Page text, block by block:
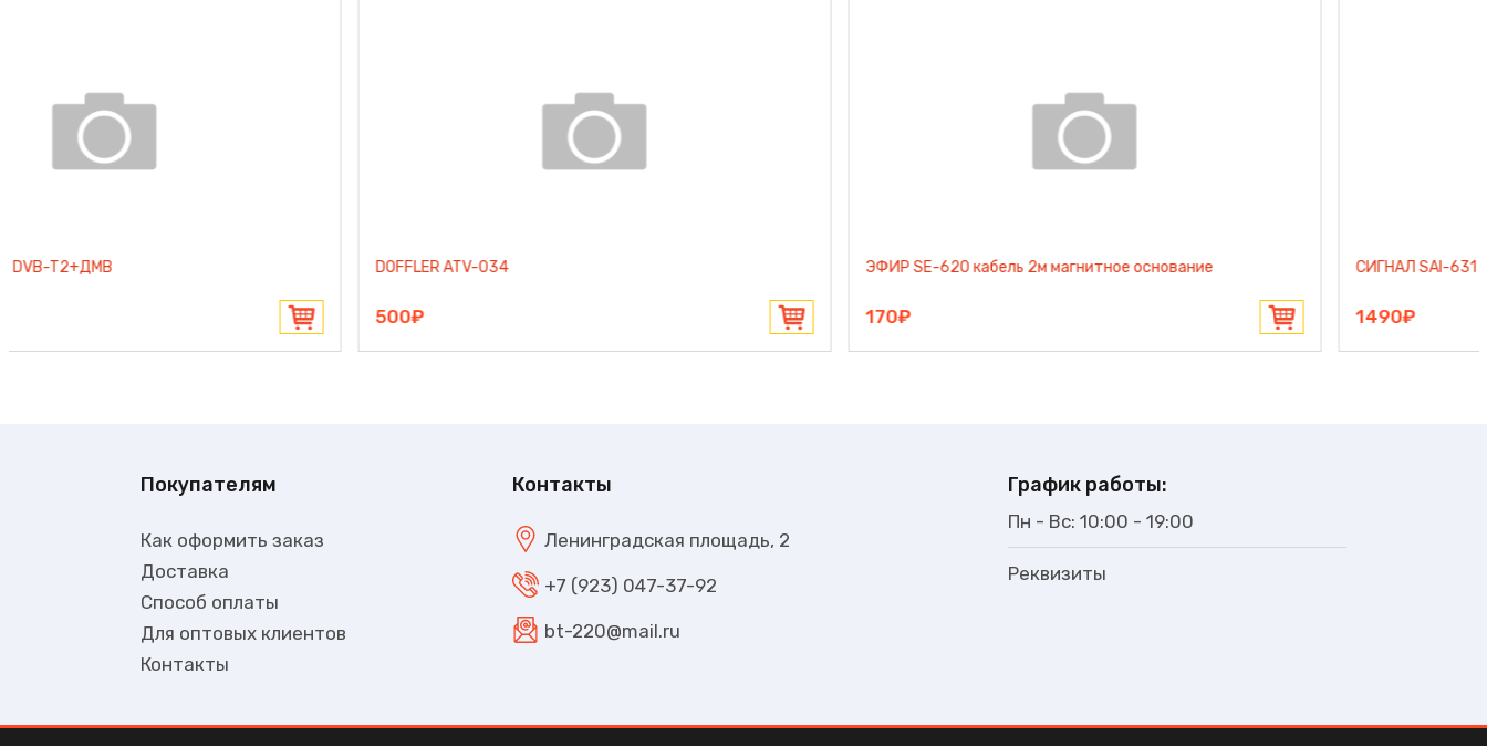
ЭФИР SE-620 кабель 2м магнитное основание СИГНАЛ SPI 120
Покупателям
Как оформить заказ
Доставка
Способ оплаты
Для оптовых клиентов
Контакты
Контакты
Ленинградская площадь, 2
+7 (923) 047-37-92
bt-220@mail.ru
График работы:
Пн - Вс: 10:00 - 19:00
Реквизиты